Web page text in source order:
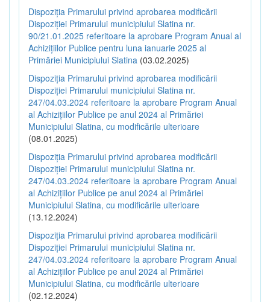
Dispoziția Primarului privind aprobarea modificării
Dispoziției Primarului municipiului Slatina nr.
90/21.01.2025 referitoare la aprobare Program Anual al
Achizițiilor Publice pentru luna ianuarie 2025 al
Primăriei Municipiului Slatina (03.02.2025)
Dispoziția Primarului privind aprobarea modificării
Dispoziției Primarului municipiului Slatina nr.
247/04.03.2024 referitoare la aprobare Program Anual
al Achizițiilor Publice pe anul 2024 al Primăriei
Municipiului Slatina, cu modificările ulterioare
(08.01.2025)
Dispoziția Primarului privind aprobarea modificării
Dispoziției Primarului municipiului Slatina nr.
247/04.03.2024 referitoare la aprobare Program Anual
al Achizițiilor Publice pe anul 2024 al Primăriei
Municipiului Slatina, cu modificările ulterioare
(13.12.2024)
Dispoziția Primarului privind aprobarea modificării
Dispoziției Primarului municipiului Slatina nr.
247/04.03.2024 referitoare la aprobare Program Anual
al Achizițiilor Publice pe anul 2024 al Primăriei
Municipiului Slatina, cu modificările ulterioare
(02.12.2024)